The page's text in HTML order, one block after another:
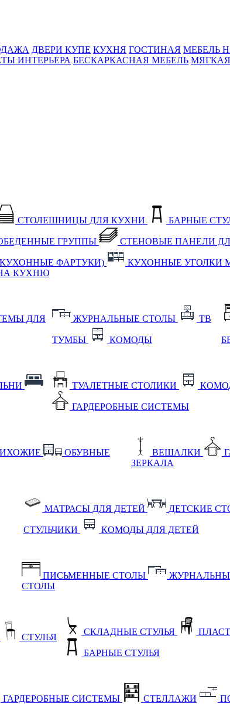
ДВЕРИ КУПЕ КУХНЯ ГОСТИНАЯ МЕБЕЛЬ
ИНТЕРЬЕРА БЕСКАРКАСНАЯ МЕБЕЛЬ
СТОЛЕШНИЦЫ ДЛЯ КУХНИ БАРНЫЕ
ГРУППЫ СТЕНОВЫЕ ПАНЕЛИ
ФАРТУКИ) КУХОННЫЕ УГОЛКИ
КУХНЮ
ДЛЯ ЖУРНАЛЬНЫЕ СТОЛЫ ТВ
ТУМБЫ КОМОДЫ
ТУАЛЕТНЫЕ СТОЛИКИ
ГАРДЕРОБНЫЕ СИСТЕМЫ
ОБУВНЫЕ
ВЕШАЛКИ
ЗЕРКАЛА
МАТРАСЫ ДЛЯ ДЕТЕЙ ДЕТСКИЕ
СТУЛЬЧИКИ КОМОДЫ ДЛЯ ДЕТЕЙ
ПИСЬМЕННЫЕ СТОЛЫ
СТОЛЫ
СТУЛЬЯ
СКЛАДНЫЕ СТУЛЬЯ
БАРНЫЕ СТУЛЬЯ
ГАРДЕРОБНЫЕ СИСТЕМЫ СТЕЛЛАЖИ